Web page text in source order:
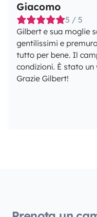
Giacomo
5 / 5
Gilbert e sua moglie
gentilissimi e
tutto per bene. Il
condizioni. È stato un
Grazie Gilbert!